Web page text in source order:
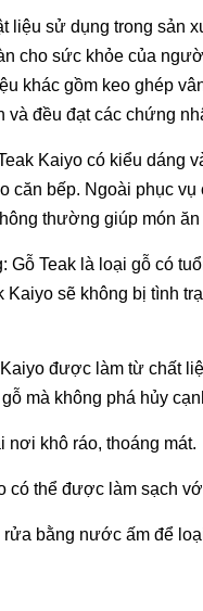
liệu sử dụng trong sản
cho sức khỏe của
khác gồm keo ghép
đều đạt các chứng
Kaiyo có kiểu dáng
căn bếp. Ngoài phục
thường giúp món ăn
Teak là loại gỗ có
Kaiyo sẽ không bị tình
được làm từ chất
mà không phá hủy
nơi khô ráo, thoáng mát.
có thể được làm sạch
bằng nước ấm để